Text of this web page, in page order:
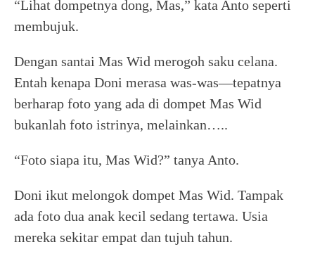
“Lihat dompetnya dong, Mas,” kata Anto seperti
membujuk.
Dengan santai Mas Wid merogoh saku celana.
Entah kenapa Doni merasa was-was—tepatnya
berharap foto yang ada di dompet Mas Wid
bukanlah foto istrinya, melainkan…..
“Foto siapa itu, Mas Wid?” tanya Anto.
Doni ikut melongok dompet Mas Wid. Tampak
ada foto dua anak kecil sedang tertawa. Usia
mereka sekitar empat dan tujuh tahun.